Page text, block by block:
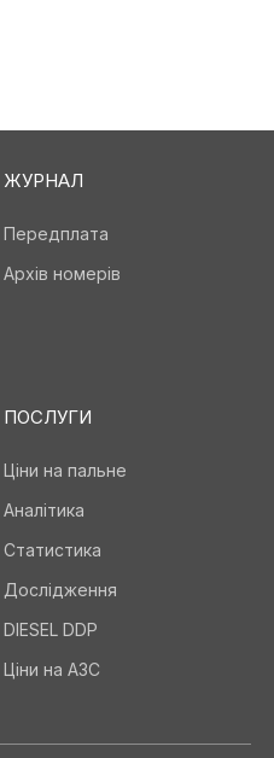
ЖУРНАЛ
Передплата
Архів номерів
ПОСЛУГИ
Ціни на пальне
Аналітика
Статистика
Дослідження
DIESEL DDP
Ціни на АЗС